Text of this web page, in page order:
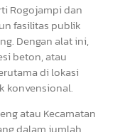
Rogojampi dan
fasilitas publik
Dengan alat ini,
beton, atau
di lokasi
konvensional.
atau Kecamatan